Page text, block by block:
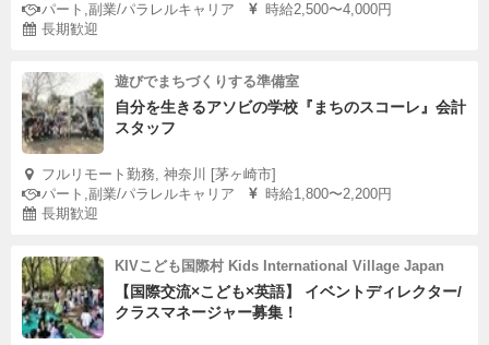
パート,副業/パラレルキャリア
時給2,500〜4,000円
長期歓迎
遊びでまちづくりする準備室
自分を生きるアソビの学校『まちのスコーレ』会計
スタッフ
フルリモート勤務, 神奈川 [茅ヶ崎市]
パート,副業/パラレルキャリア
時給1,800〜2,200円
長期歓迎
KIVこども国際村 Kids International Village Japan
【国際交流×こども×英語】 イベントディレクター/
クラスマネージャー募集！